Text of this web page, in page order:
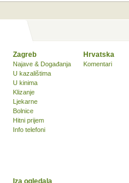
Zagreb
Najave & Događanja
U kazalištima
U kinima
Klizanje
Ljekarne
Bolnice
Hitni prijem
Info telefoni
Hrvatska
Komentari
Iza ogledala